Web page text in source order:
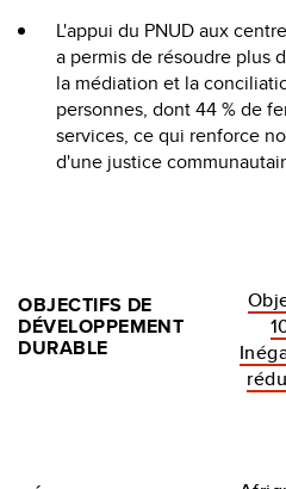
L'appui du PNUD aux
a permis de résoudre plus
la médiation et la
personnes, dont 44 % de
services, ce qui renforce
d'une justice
OBJECTIFS DE
DÉVELOPPEMENT
DURABLE